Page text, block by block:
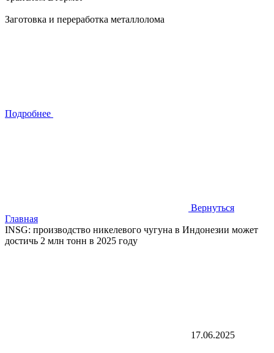
Заготовка и переработка металлолома
Подробнее
Вернуться
Главная
INSG: производство никелевого чугуна в Индонезии может
достичь 2 млн тонн в 2025 году
17.06.2025